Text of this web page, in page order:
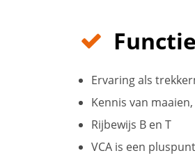
Ervaring als
Kennis van
Rijbewijs B en T
VCA is een